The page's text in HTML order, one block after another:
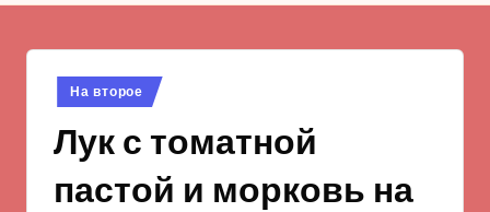
Опубликовано
в
На второе
Лук с томатной
пастой и морковь на